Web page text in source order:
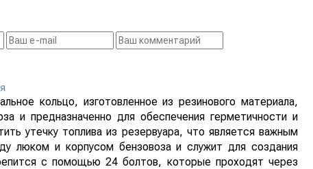
кольцо, изготовленное из резинового материала,
и предназначенно для обеспечения герметичности и
утечку топлива из резервуара, что является важным
люком и корпусом бензовоза и служит для создания
с помощью 24 болтов, которые проходят через